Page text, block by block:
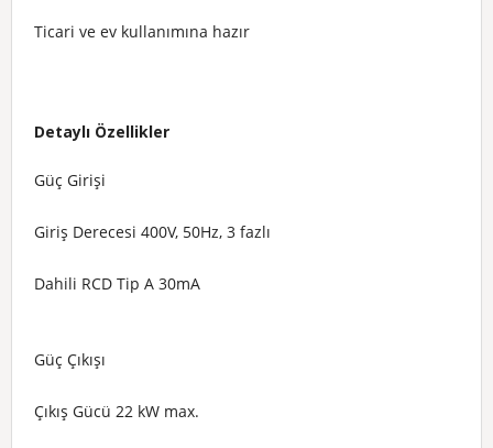
Ticari ve ev kullanımına hazır
Detaylı Özellikler
Güç Girişi
Giriş Derecesi 400V, 50Hz, 3 fazlı
Dahili RCD Tip A 30mA
Güç Çıkışı
Çıkış Gücü 22 kW max.